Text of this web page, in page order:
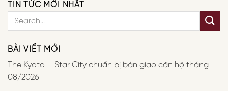
TIN TỨC MỚI NHẤT
BÀI VIẾT MỚI
The Kyoto – Star City chuẩn bị bàn giao căn hộ tháng
08/2026